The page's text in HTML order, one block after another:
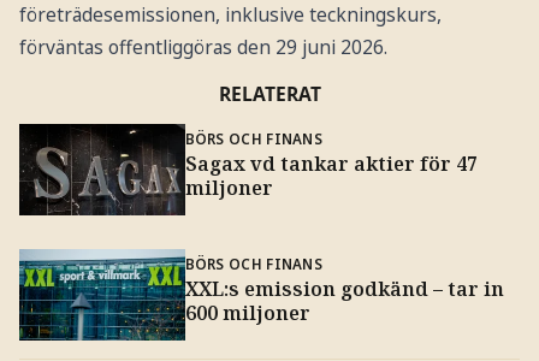
företrädesemissionen, inklusive teckningskurs,
förväntas offentliggöras den 29 juni 2026.
RELATERAT
BÖRS OCH FINANS
Sagax vd tankar aktier för 47
miljoner
BÖRS OCH FINANS
XXL:s emission godkänd – tar in
600 miljoner